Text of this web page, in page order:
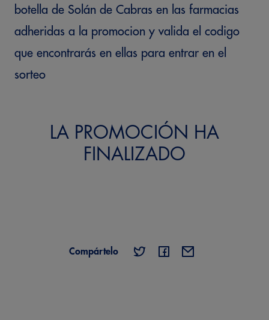
botella de Solán de Cabras en las farmacias
adheridas a la promocion y valida el codigo
que encontrarás en ellas para entrar en el
sorteo
LA PROMOCIÓN HA
FINALIZADO
Compártelo